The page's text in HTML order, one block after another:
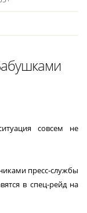
совсем не
пресс-службы
в спец-рейд на